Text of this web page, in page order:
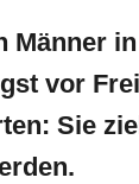
vor
Sie